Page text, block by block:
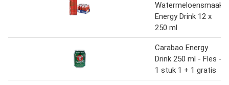
Watermeloensmaak
Energy Drink 12 x
250 ml
Carabao Energy
Drink 250 ml - Fles -
1 stuk 1 + 1 gratis